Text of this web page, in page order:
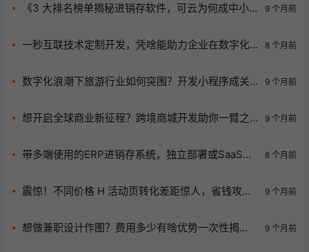
《3 大排名榜单揭秘进销存软件，可云为何成中小
9 个月前
一秒互联技术定制开发，凭啥能助力企业在数字化
8 个月前
数字化浪潮下旅游行业如何突围？开发小程序成关
9 个月前
想开启全球商业新征程？跨境商城开发助你一臂之
9 个月前
带多端使用的ERP进销存系统，独立部署或SaaS任
8 个月前
震惊！不同价格 H 活动页转化差距惊人，省钱攻略
9 个月前
想做兼职设计作图？费用多少有啥优势一次性揭
9 个月前